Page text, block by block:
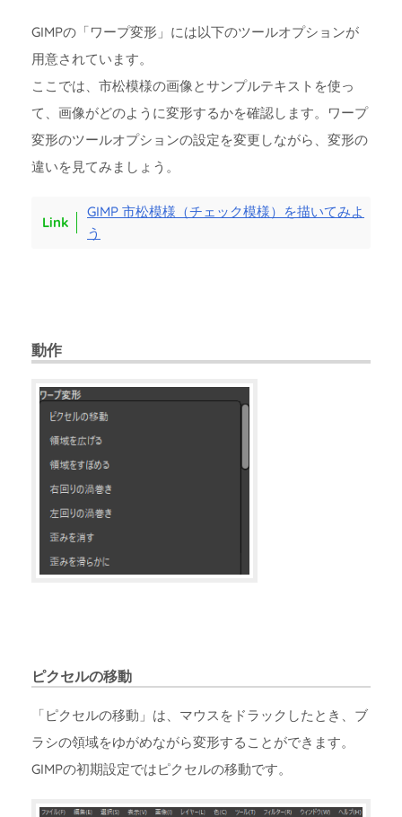
GIMPの「ワープ変形」には以下のツールオプションが
用意されています。
ここでは、市松模様の画像とサンプルテキストを使っ
て、画像がどのように変形するかを確認します。ワープ
変形のツールオプションの設定を変更しながら、変形の
違いを見てみましょう。
GIMP 市松模様（チェック模様）を描いてみよ
う
動作
ピクセルの移動
「ピクセルの移動」は、マウスをドラックしたとき、ブ
ラシの領域をゆがめながら変形することができます。
GIMPの初期設定ではピクセルの移動です。